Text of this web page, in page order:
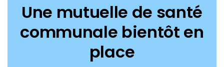
Une mutuelle de santé
communale bientôt en
place